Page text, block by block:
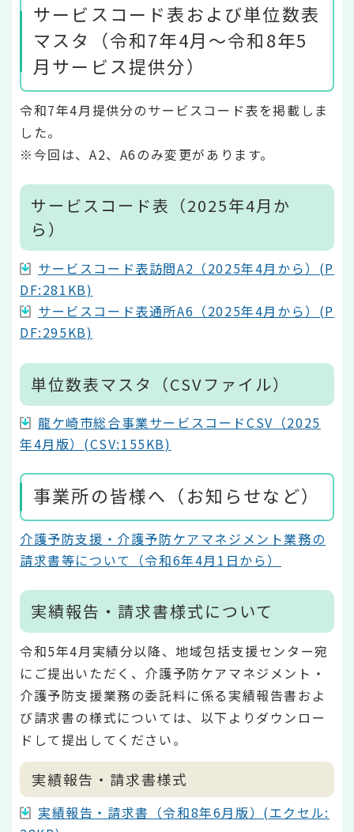
サービスコード表および単位数表
マスタ（令和7年4月～令和8年5
月サービス提供分）
令和7年4月提供分のサービスコード表を掲載しま
した。
※今回は、A2、A6のみ変更があります。
サービスコード表（2025年4月か
ら）
サービスコード表訪問A2（2025年4月から）(P
DF:281KB)
サービスコード表通所A6（2025年4月から）(P
DF:295KB)
単位数表マスタ（CSVファイル）
龍ケ崎市総合事業サービスコードCSV（2025
年4月版）(CSV:155KB)
事業所の皆様へ（お知らせなど）
介護予防支援・介護予防ケアマネジメント業務の
請求書等について（令和6年4月1日から）
実績報告・請求書様式について
令和5年4月実績分以降、地域包括支援センター宛
にご提出いただく、介護予防ケアマネジメント・
介護予防支援業務の委託料に係る実績報告書およ
び請求書の様式については、以下よりダウンロー
ドして提出してください。
実績報告・請求書様式
実績報告・請求書（令和8年6月版）(エクセル: